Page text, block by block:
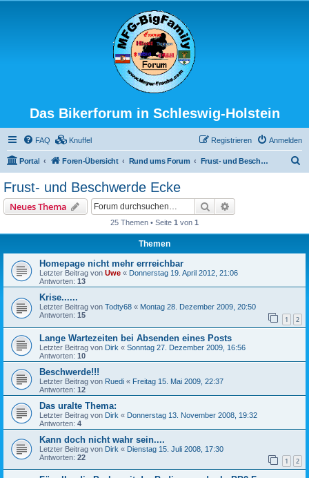
Das Bikerforum in Schleswig-Holstein
FAQ Knuffel Anmelden
Registrieren
Portal Foren-Übersicht Rund ums Forum Frust- und Beschwerde Ecke
Frust- und Beschwerde Ecke
Neues Thema Suche
25 Themen • Seite 1 von 1
Themen
Homepage nicht mehr errreichbar
Letzter Beitrag von Uwe « Donnerstag 19. April 2012, 21:06
Antworten: 13
Krise......
Letzter Beitrag von Todty68 « Montag 28. Dezember 2009, 20:50
Antworten: 15 1 2
Lange Wartezeiten bei Absenden eines Posts
Letzter Beitrag von Dirk « Sonntag 27. Dezember 2009, 16:56
Antworten: 10
Beschwerde!!!
Letzter Beitrag von Ruedi « Freitag 15. Mai 2009, 22:37
Antworten: 12
Das uralte Thema:
Letzter Beitrag von Dirk « Donnerstag 13. November 2008, 19:32
Antworten: 4
Kann doch nicht wahr sein....
Letzter Beitrag von Dirk « Dienstag 15. Juli 2008, 17:30
Antworten: 22 1 2